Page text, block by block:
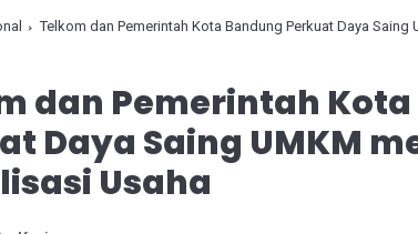
Telkom dan Pemerintah Kota Bandung Perkuat Daya
dan Pemerintah
Daya Saing UMKM
Usaha